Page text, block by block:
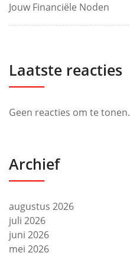
Jouw Financiële Noden
Laatste reacties
Geen reacties om te tonen.
Archief
augustus 2026
juli 2026
juni 2026
mei 2026